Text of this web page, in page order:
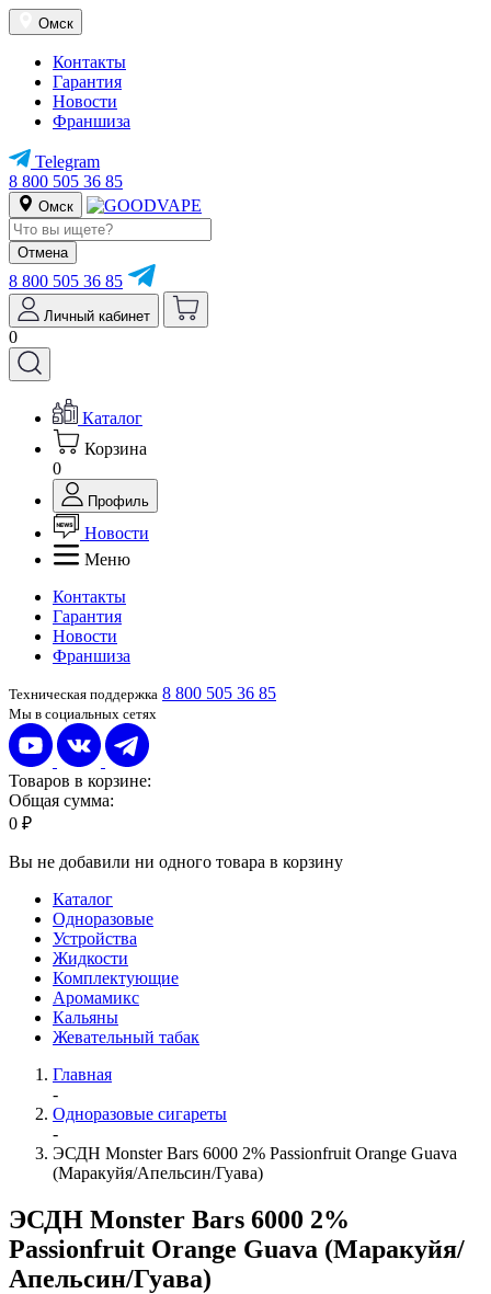
Омск
Контакты
Гарантия
Новости
Франшиза
Telegram
8 800 505 36 85
Омск
Отмена
8 800 505 36 85
Личный кабинет
0
Каталог
Корзина
0
Профиль
Новости
Меню
Контакты
Гарантия
Новости
Франшиза
Техническая поддержка 8 800 505 36 85
Мы в социальных сетях
Товаров в корзине:
Общая сумма:
0 ₽
Вы не добавили ни одного товара в корзину
Каталог
Одноразовые
Устройства
Жидкости
Комплектующие
Аромамикс
Кальяны
Жевательный табак
Главная
-
Одноразовые сигареты
-
ЭСДН Monster Bars 6000 2% Passionfruit Orange Guava
(Маракуйя/Апельсин/Гуава)
ЭСДН Monster Bars 6000 2%
Passionfruit Orange Guava (Маракуйя/
Апельсин/Гуава)